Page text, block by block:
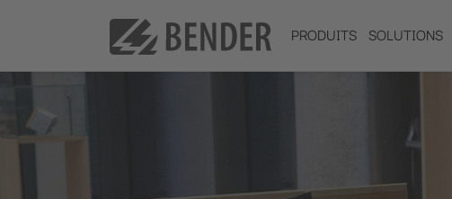
PRODUITS SOLUTIONS